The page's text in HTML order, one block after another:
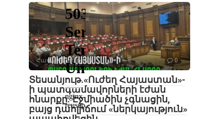
Հասարակություն 0
Տեսանյութ․«Ուժեղ Հայաստան»-
ի պատգամավորների էժան
հնարքը. Էջմիածին չգնացին,
բայց դահլիճում «ներկայություն»